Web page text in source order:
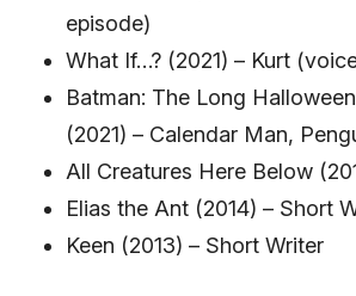
episode)
What If…? (2021) – Kurt
Batman: The Long
(2021) – Calendar Man,
All Creatures Here Below
Elias the Ant (2014) – Short
Keen (2013) – Short Writer